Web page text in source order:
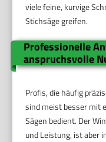
viele feine, kurvige
Stichsäge greifen.
Professionelle
anspruchsvolle
Profis, die häufig
sind meist besser mit
Sägen bedient. Der
und Leistung, ist aber